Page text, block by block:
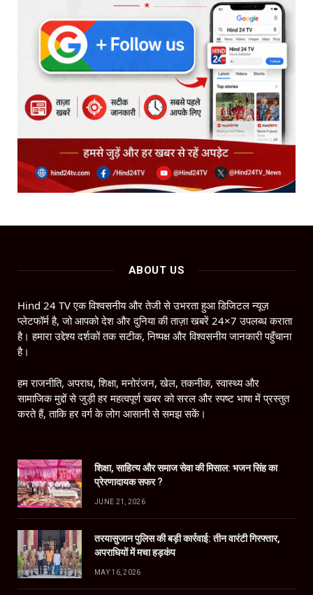
ABOUT US
Hind 24 TV एक विश्वसनीय और तेजी से उभरता हुआ डिजिटल न्यूज़
प्लेटफॉर्म है, जो आपको देश और दुनिया की ताज़ा खबरें 24×7 उपलब्ध कराता
है। हमारा उद्देश्य दर्शकों तक सटीक, निष्पक्ष और विश्वसनीय जानकारी पहुँचाना
है।
हम राजनीति, अपराध, शिक्षा, मनोरंजन, खेल, तकनीक, स्वास्थ्य और
सामाजिक मुद्दों से जुड़ी हर महत्वपूर्ण खबर को सरल और स्पष्ट भाषा में प्रस्तुत
करते हैं, ताकि हर वर्ग के लोग आसानी से समझ सकें।
शिक्षा, साहित्य और समाज सेवा की मिसाल: भजन सिंह का
प्रेरणादायक सफर ?
JUNE 21, 2026
तरयासुजान पुलिस की बड़ी कार्रवाई: तीन वारंटी गिरफ्तार,
अपराधियों में मचा हड़कंप
MAY 16, 2026